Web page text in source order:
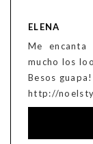
ELENA
Me
mucho los
Besos guapa!
http://